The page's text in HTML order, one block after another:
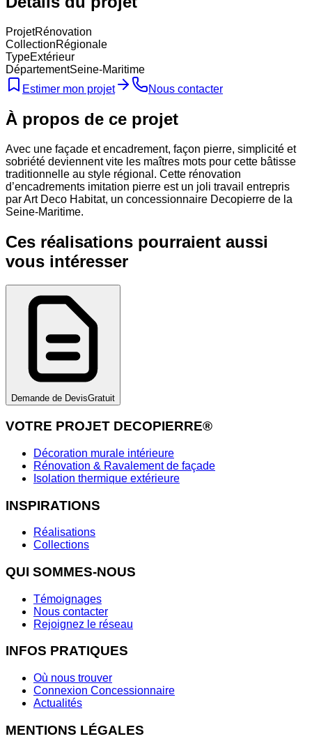
ProjetRénovation
CollectionRégionale
TypeExtérieur
DépartementSeine-Maritime
Estimer mon projet
Nous contacter
À propos de ce projet
Avec une façade et encadrement, façon pierre, simplicité et
sobriété deviennent vite les maîtres mots pour cette bâtisse
traditionnelle au style régional. Cette rénovation
d’encadrements imitation pierre est un joli travail entrepris
par Art Deco Habitat, un concessionnaire Decopierre de la
Seine-Maritime.
Ces réalisations pourraient aussi
vous intéresser
Demande de DevisGratuit
VOTRE PROJET DECOPIERRE®
Décoration murale intérieure
Rénovation & Ravalement de façade
Isolation thermique extérieure
INSPIRATIONS
Réalisations
Collections
QUI SOMMES-NOUS
Témoignages
Nous contacter
Rejoignez le réseau
INFOS PRATIQUES
Où nous trouver
Connexion Concessionnaire
Actualités
MENTIONS LÉGALES